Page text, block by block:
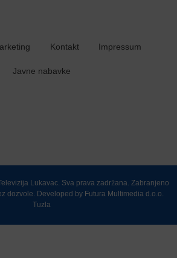
Kontakt Impressum
Javne nabavke
Lukavac. Sva prava zadržana. Zabranjeno
dozvole. Developed by Futura Multimedia d.o.o.
Tuzla